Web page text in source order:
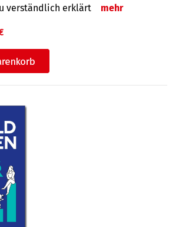
verständlich erklärt
mehr